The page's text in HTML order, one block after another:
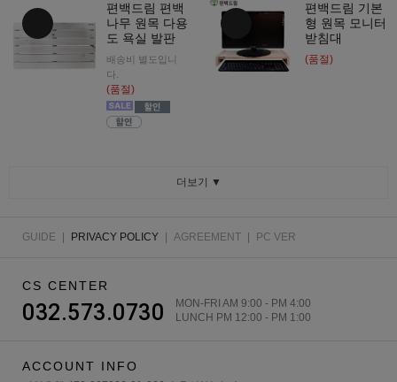
편백드림 편백
나무 원목 다용
도 욕실 발판
배송비 별도입니
다.
(품절)
편백드림 기본
형 원목 모니터
받침대
(품절)
더보기 ▼
GUIDE PRIVACY POLICY AGREEMENT PC VER
CS CENTER
032.573.0730
MON-FRI AM 9:00 - PM 4:00
LUNCH PM 12:00 - PM 1:00
ACCOUNT INFO